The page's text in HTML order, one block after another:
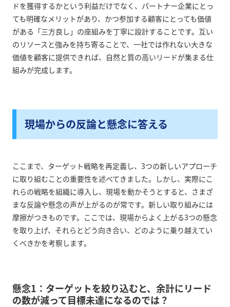
ドを獲得するかという利益だけでなく、パートナー企業にとっ
ても明確なメリットがあり、かつ参加する顧客にとっても価値
がある「三方良し」の座組みを丁寧に設計することです。互い
のリソースと強みを持ち寄ることで、一社では作れない大きな
価値を顧客に提供できれば、自然と質の高いリードが集まる仕
組みが完成します。
現場からの反論と懸念に答える
ここまで、ターゲット戦略を再定義し、3つの新しいアプローチ
に取り組むことの重要性を述べてきました。しかし、実際にこ
れらの戦略を組織に導入し、現場を動かそうとすると、さまざ
まな反論や懸念の声が上がるのが常です。新しい取り組みには
摩擦がつきものです。ここでは、現場からよく上がる3つの懸念
を取り上げ、それらとどう向き合い、どのように乗り越えてい
くべきかを考察します。
懸念1：ターゲットを絞り込むと、余計にリード
の数が減って目標未達になるのでは？